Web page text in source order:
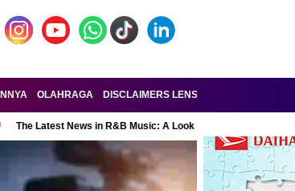
OLAHRAGA DISCLAIMERS LENSA-RAKYAT.COM
The Latest News in R&B Music: A Look at Super Bowl